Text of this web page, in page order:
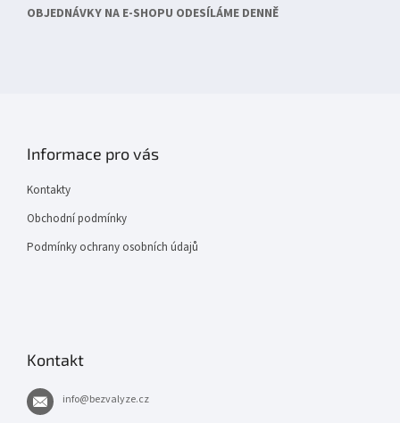
OBJEDNÁVKY NA E-SHOPU ODESÍLÁME DENNĚ
Informace pro vás
Kontakty
Obchodní podmínky
Podmínky ochrany osobních údajů
Kontakt
info@bezvalyze.cz